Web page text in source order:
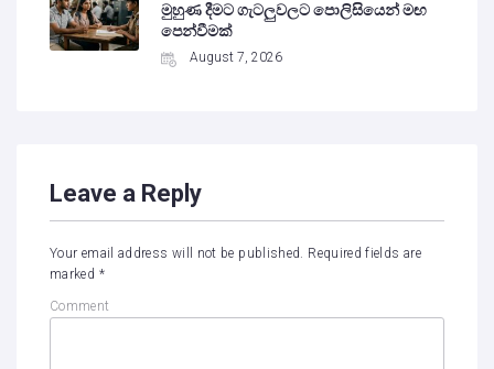
මුහුණ දීමට ගැටලුවලට පොලිසියෙන් මඟ
පෙන්වීමක්
August 7, 2026
Leave a Reply
Your email address will not be published. Required fields are
marked *
Comment